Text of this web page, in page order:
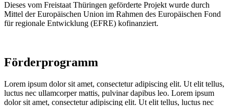
Dieses vom Freistaat Thüringen geförderte Projekt wurde durch
Mittel der Europäischen Union im Rahmen des Europäischen Fond
für regionale Entwicklung (EFRE) kofinanziert.
Förderprogramm
Lorem ipsum dolor sit amet, consectetur adipiscing elit. Ut elit tellus,
luctus nec ullamcorper mattis, pulvinar dapibus leo. Lorem ipsum
dolor sit amet, consectetur adipiscing elit. Ut elit tellus, luctus nec